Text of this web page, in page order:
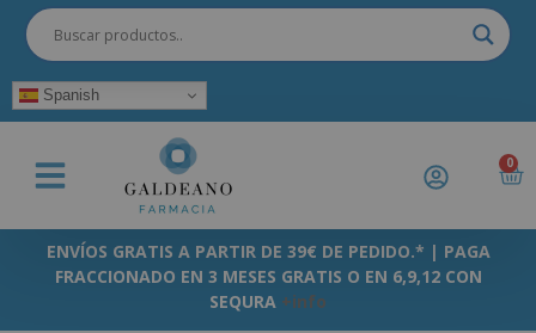
Spanish
0
ENVÍOS GRATIS A PARTIR DE 39€ DE PEDIDO.* | PAGA
FRACCIONADO EN 3 MESES GRATIS O EN 6,9,12 CON
SEQURA +info